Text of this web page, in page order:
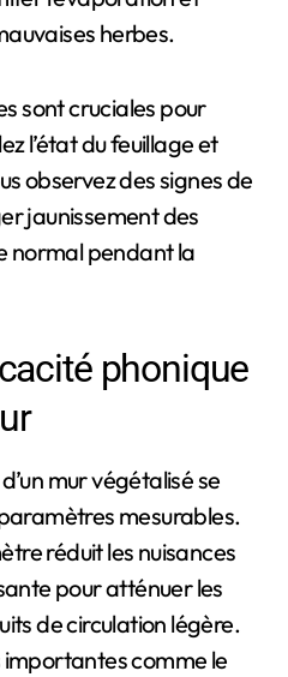
herbes.
sont cruciales pour
l’état du feuillage et
observez des signes de
jaunissement des
normal pendant la
phonique
mur végétalisé se
mesurables.
réduit les nuisances
pour atténuer les
de circulation légère.
importantes comme le